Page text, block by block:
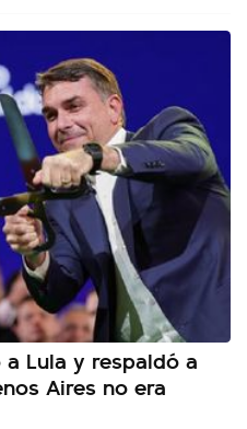
Lula y respaldó a
Aires no era